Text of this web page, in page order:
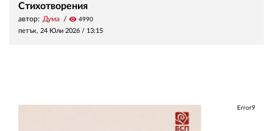
Стихотворения
автор: Дума visibility 4990
петък, 24 Юли 2026 / 13:15
Error9